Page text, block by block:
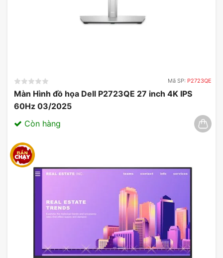
Mã SP: P2723QE
Màn Hình đồ họa Dell P2723QE 27 inch 4K IPS
60Hz 03/2025
Còn hàng